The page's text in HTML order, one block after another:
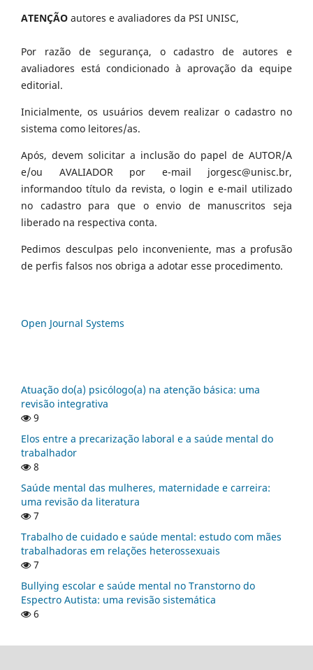
ATENÇÃO autores e avaliadores da PSI UNISC,
Por razão de segurança, o cadastro de autores e
avaliadores está condicionado à aprovação da equipe
editorial.
Inicialmente, os usuários devem realizar o cadastro no
sistema como leitores/as.
Após, devem solicitar a inclusão do papel de AUTOR/A
e/ou AVALIADOR por e-mail jorgesc@unisc.br,
informandoo título da revista, o login e e-mail utilizado
no cadastro para que o envio de manuscritos seja
liberado na respectiva conta.
Pedimos desculpas pelo inconveniente, mas a profusão
de perfis falsos nos obriga a adotar esse procedimento.
Open Journal Systems
Atuação do(a) psicólogo(a) na atenção básica: uma
revisão integrativa
9
Elos entre a precarização laboral e a saúde mental do
trabalhador
8
Saúde mental das mulheres, maternidade e carreira:
uma revisão da literatura
7
Trabalho de cuidado e saúde mental: estudo com mães
trabalhadoras em relações heterossexuais
7
Bullying escolar e saúde mental no Transtorno do
Espectro Autista: uma revisão sistemática
6